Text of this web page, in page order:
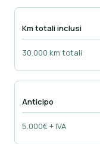
Km totali inclusi
30.000 km totali
Anticipo
5.000€ + IVA